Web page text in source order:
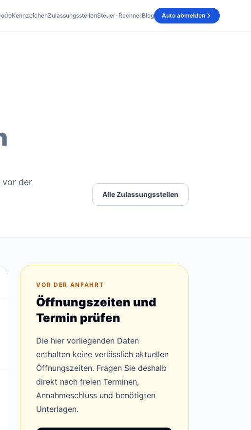
KennzeichenZulassungsstellenSteuer-RechnerBlog Auto abmelden
vor der
Alle Zulassungsstellen
VOR DER ANFAHRT
Öffnungszeiten und
Termin prüfen
Die hier vorliegenden Daten
enthalten keine verlässlich aktuellen
Öffnungszeiten. Fragen Sie deshalb
direkt nach freien Terminen,
Annahmeschluss und benötigten
Unterlagen.